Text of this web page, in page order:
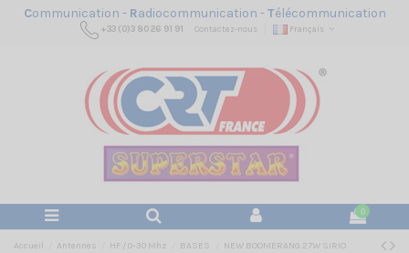
Communication - Radiocommunication -Télécommunication
+33 (0)3 80 26 91 91 Contactez-nous Français
0
Accueil Antennes HF / 0-30 Mhz BASES NEW BOOMERANG 27W SIRIO